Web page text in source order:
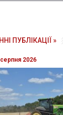
ПУБЛІКАЦІЇ »
2026